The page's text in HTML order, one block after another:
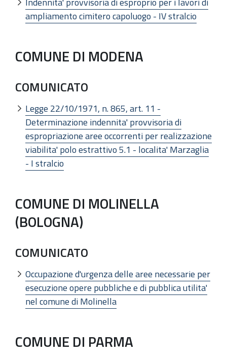
ampliamento cimitero capoluogo - IV stralcio
COMUNE DI MODENA
COMUNICATO
Legge 22/10/1971, n. 865, art. 11 -
Determinazione indennita' provvisoria di
espropriazione aree occorrenti per realizzazione
viabilita' polo estrattivo 5.1 - localita' Marzaglia
- I stralcio
COMUNE DI MOLINELLA
(BOLOGNA)
COMUNICATO
Occupazione d'urgenza delle aree necessarie per
esecuzione opere pubbliche e di pubblica utilita'
nel comune di Molinella
COMUNE DI PARMA